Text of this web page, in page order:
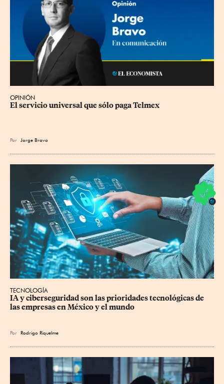
OPINIÓN
El servicio universal que sólo paga Telmex
Por Jorge Bravo
TECNOLOGÍA
IA y ciberseguridad son las prioridades tecnológicas de
las empresas en México y el mundo
Por Rodrigo Riquelme